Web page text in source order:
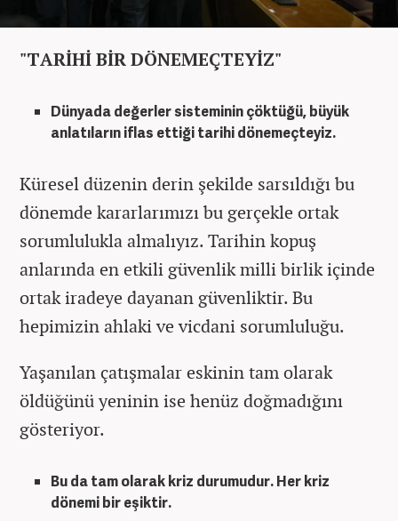
"TARİHİ BİR DÖNEMEÇTEYİZ"
Dünyada değerler sisteminin çöktüğü, büyük
anlatıların iflas ettiği tarihi dönemeçteyiz.
Küresel düzenin derin şekilde sarsıldığı bu
dönemde kararlarımızı bu gerçekle ortak
sorumlulukla almalıyız. Tarihin kopuş
anlarında en etkili güvenlik milli birlik içinde
ortak iradeye dayanan güvenliktir. Bu
hepimizin ahlaki ve vicdani sorumluluğu.
Yaşanılan çatışmalar eskinin tam olarak
öldüğünü yeninin ise henüz doğmadığını
gösteriyor.
Bu da tam olarak kriz durumudur. Her kriz
dönemi bir eşiktir.